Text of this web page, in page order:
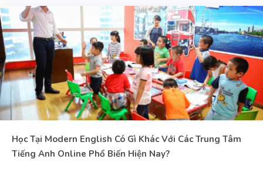
Học Tại Modern English Có Gì Khác Với Các Trung Tâm
Tiếng Anh Online Phổ Biến Hiện Nay?